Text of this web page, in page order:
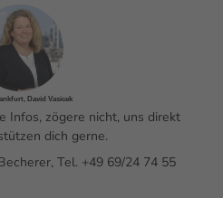
David Vasicek
Infos, zögere nicht, uns direkt
dich gerne.
Tel. +49 69/24 74 55